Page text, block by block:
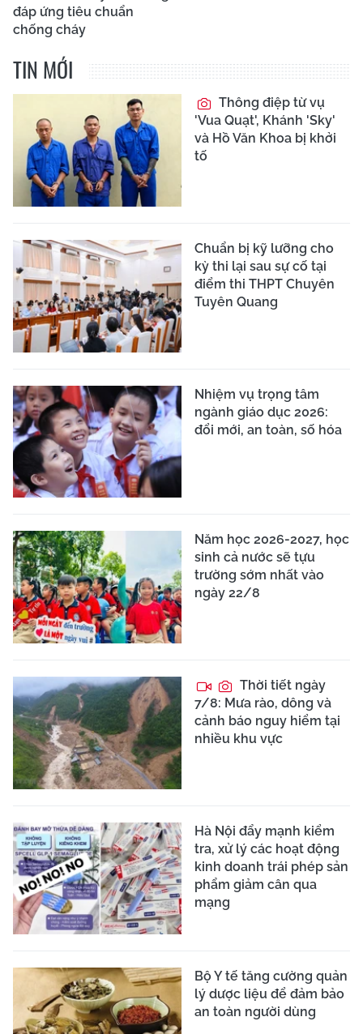
đáp ứng tiêu chuẩn
chống cháy
TIN MỚI
Thông điệp từ vụ
'Vua Quạt', Khánh 'Sky'
và Hồ Văn Khoa bị khởi
tố
Chuẩn bị kỹ lưỡng cho
kỳ thi lại sau sự cố tại
điểm thi THPT Chuyên
Tuyên Quang
Nhiệm vụ trọng tâm
ngành giáo dục 2026:
đổi mới, an toàn, số hóa
Năm học 2026-2027, học
sinh cả nước sẽ tựu
trường sớm nhất vào
ngày 22/8
Thời tiết ngày
7/8: Mưa rào, dông và
cảnh báo nguy hiểm tại
nhiều khu vực
Hà Nội đẩy mạnh kiểm
tra, xử lý các hoạt động
kinh doanh trái phép sản
phẩm giảm cân qua
mạng
Bộ Y tế tăng cường quản
lý dược liệu để đảm bảo
an toàn người dùng